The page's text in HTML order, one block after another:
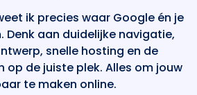
ik precies waar Google én je
Denk aan duidelijke navigatie,
snelle hosting en de
op de juiste plek. Alles om jouw
te maken online.